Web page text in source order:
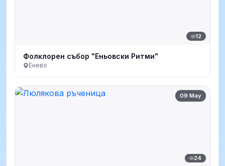
12
Фолклорен събор "Еньовски Ритми"
Енево
09 May
24